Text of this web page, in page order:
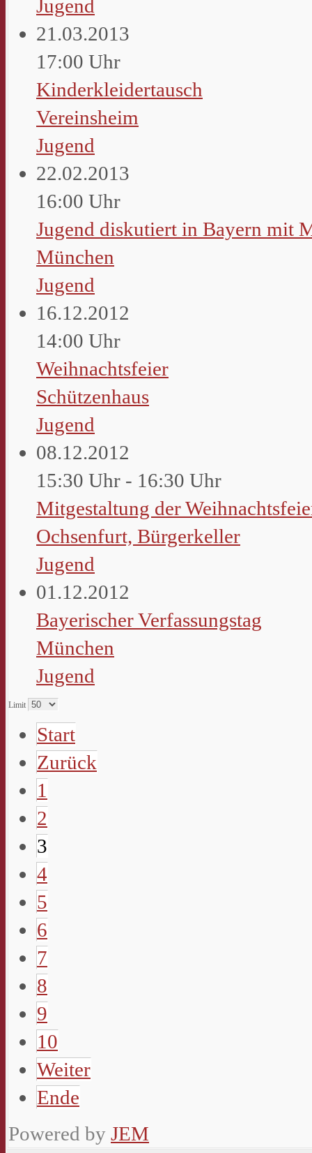
Jugend
21.03.2013
17:00 Uhr
Kinderkleidertausch
Vereinsheim
Jugend
22.02.2013
16:00 Uhr
Jugend diskutiert in Bayern mit
München
Jugend
16.12.2012
14:00 Uhr
Weihnachtsfeier
Schützenhaus
Jugend
08.12.2012
15:30 Uhr - 16:30 Uhr
Mitgestaltung der
Ochsenfurt, Bürgerkeller
Jugend
01.12.2012
Bayerischer Verfassungstag
München
Jugend
Limit
Start
Zurück
1
2
3
4
5
6
7
8
9
10
Weiter
Ende
Powered by JEM